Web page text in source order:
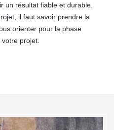
un résultat fiable et durable.
il faut savoir prendre la
orienter pour la phase
projet.